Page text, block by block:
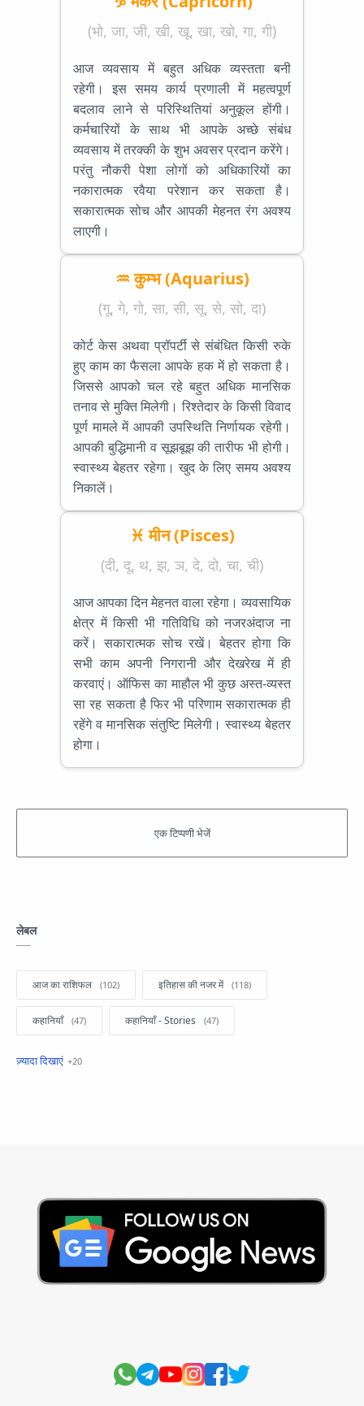
(भो, जा, जी, खी, खू, खा, खो, गा, गी)
आज व्यवसाय में बहुत अधिक व्यस्तता बनी
रहेगी। इस समय कार्य प्रणाली में महत्वपूर्ण
बदलाव लाने से परिस्थितियां अनुकूल होंगी।
कर्मचारियों के साथ भी आपके अच्छे संबंध
व्यवसाय में तरक्की के शुभ अवसर प्रदान करेंगे।
परंतु नौकरी पेशा लोगों को अधिकारियों का
नकारात्मक रवैया परेशान कर सकता है।
सकारात्मक सोच और आपकी मेहनत रंग अवश्य
लाएगी।
♒ कुम्भ (Aquarius)
(गू, गे, गो, सा, सी, सू, से, सो, दा)
कोर्ट केस अथवा प्रॉपर्टी से संबंधित किसी रुके
हुए काम का फैसला आपके हक में हो सकता है।
जिससे आपको चल रहे बहुत अधिक मानसिक
तनाव से मुक्ति मिलेगी। रिश्तेदार के किसी विवाद
पूर्ण मामले में आपकी उपस्थिति निर्णायक रहेगी।
आपकी बुद्धिमानी व सूझबूझ की तारीफ भी होगी।
स्वास्थ्य बेहतर रहेगा। खुद के लिए समय अवश्य
निकालें।
♓ मीन (Pisces)
(दी, दू, थ, झ, ञ, दे, दो, चा, ची)
आज आपका दिन मेहनत वाला रहेगा। व्यवसायिक
क्षेत्र में किसी भी गतिविधि को नजरअंदाज ना
करें। सकारात्मक सोच रखें। बेहतर होगा कि
सभी काम अपनी निगरानी और देखरेख में ही
करवाएं। ऑफिस का माहौल भी कुछ अस्त-व्यस्त
सा रह सकता है फिर भी परिणाम सकारात्मक ही
रहेंगे व मानसिक संतुष्टि मिलेगी। स्वास्थ्य बेहतर
होगा।
लेबल
आज का राशिफल इतिहास की नजर में
कहानियाँ कहानियाँ - Stories
खबरें फटाफट
Hindi Stories International
Jobs and Education Lifestyle
Monthly Current Affairs National